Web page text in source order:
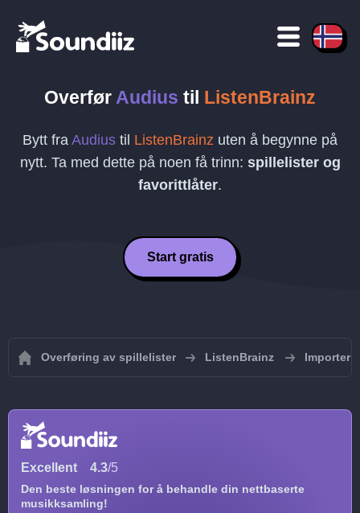
Overfør Audius til ListenBrainz
Bytt fra Audius til ListenBrainz uten å begynne på
nytt. Ta med dette på noen få trinn: spillelister og
favorittlåter.
Start gratis
Overføring av spillelister ListenBrainz Importer
Excellent 4.3/5
Den beste løsningen for å behandle din nettbaserte
musikksamling!